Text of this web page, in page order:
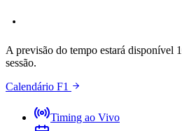
A previsão do tempo estará disponível
sessão.
Calendário F1
Timing ao Vivo